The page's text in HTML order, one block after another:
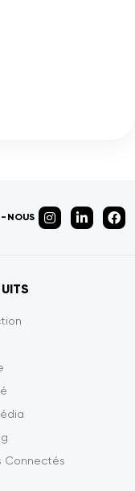
NOUS
Connectés